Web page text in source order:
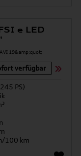
e LED
verfügbar
PS)
100 km